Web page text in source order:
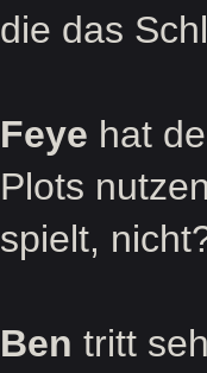
die das
Feye hat
Plots
spielt,
Ben tritt